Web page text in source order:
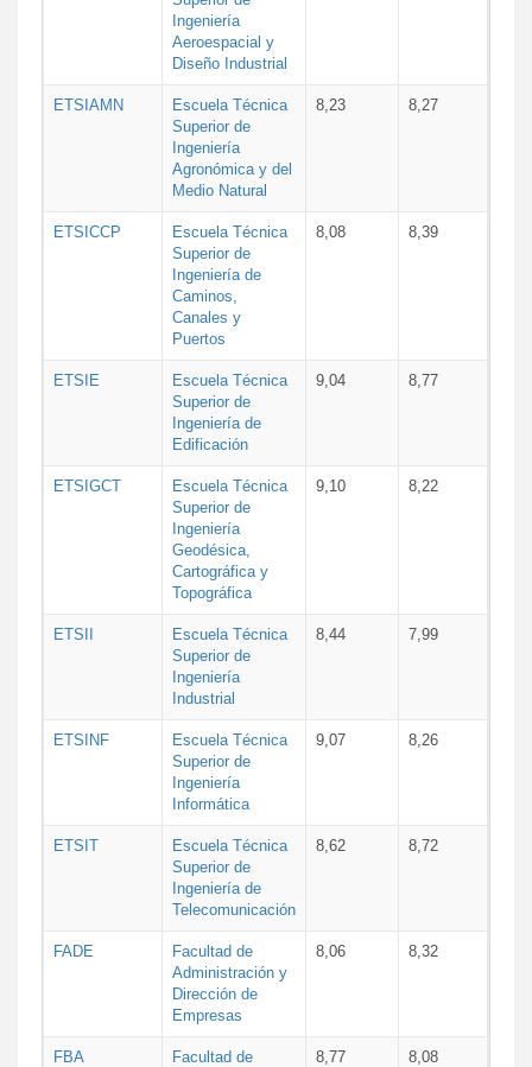
Ingeniería
Aeroespacial y
Diseño Industrial
ETSIAMN
Escuela Técnica
Superior de
Ingeniería
Agronómica y del
Medio Natural
8,23 8,27
ETSICCP
Escuela Técnica
Superior de
Ingeniería de
Caminos,
Canales y
Puertos
8,08 8,39
ETSIE
Escuela Técnica
Superior de
Ingeniería de
Edificación
9,04 8,77
ETSIGCT
Escuela Técnica
Superior de
Ingeniería
Geodésica,
Cartográfica y
Topográfica
9,10 8,22
ETSII
Escuela Técnica
Superior de
Ingeniería
Industrial
8,44 7,99
ETSINF
Escuela Técnica
Superior de
Ingeniería
Informática
9,07 8,26
ETSIT
Escuela Técnica
Superior de
Ingeniería de
Telecomunicación
8,62 8,72
FADE
Facultad de
Administración y
Dirección de
Empresas
8,06 8,32
FBA
Facultad de
8,77 8,08